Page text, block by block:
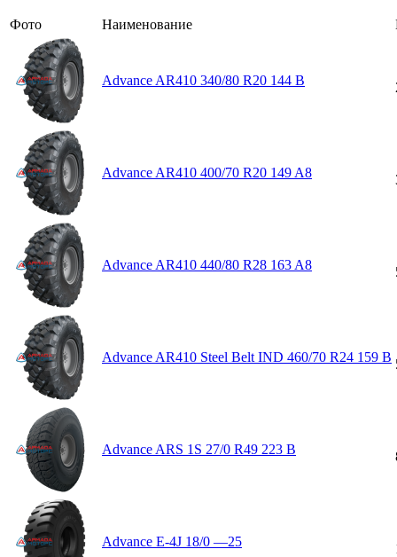
Фото Наименование
Advance AR410 340/80 R20 144 B
Advance AR410 400/70 R20 149 A8
Advance AR410 440/80 R28 163 A8
Advance AR410 Steel Belt IND 460/70 R24 159 B
Advance ARS 1S 27/0 R49 223 B
Advance E-4J 18/0 —25